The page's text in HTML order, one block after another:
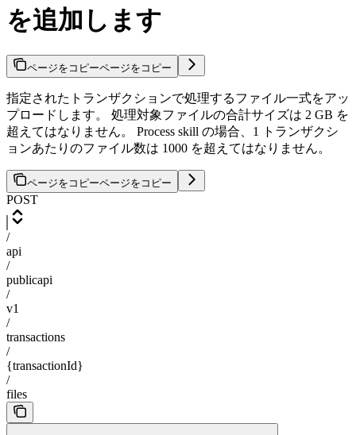
を追加します
ページをコピーページをコピー
指定されたトランザクションで処理するファイル一式をアッ
プロードします。 処理対象ファイルの合計サイズは 2 GB を
超えてはなりません。 Process skill の場合、1 トランザクシ
ョンあたりのファイル数は 1000 を超えてはなりません。
ページをコピーページをコピー
POST
/
api
/
publicapi
/
v1
/
transactions
/
{transactionId}
/
files